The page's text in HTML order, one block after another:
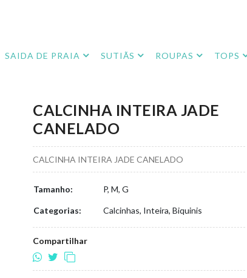
SAIDA DE PRAIA SUTIÃS ROUPAS TOPS
CALCINHA INTEIRA JADE
CANELADO
CALCINHA INTEIRA JADE CANELADO
Tamanho: P, M, G
Categorias: Calcinhas, Inteira, Biquinis
Compartilhar